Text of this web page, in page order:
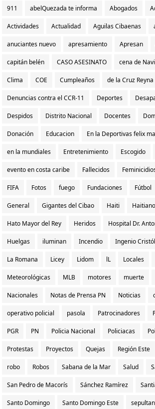
911 abelQuezada te informa Abogados
Actividades Actualidad Aguilas Cibaenas
anuciantes nuevo apresamiento Apresan
capitán belén CASO ASESINATO cena de
Clima COE Cumpleaños de la Cruz Reyna
Denuncias contra el CCR-11 Deportes
Despidos Distrito Nacional Docentes
Donación Educacion En la Deportivas felix
en la mundiales Entretenimiento Escogido
evento en costa caribe Fallecidos
FIFA Fotos fuego Fundaciones Fútbol
General Gigantes del Cibao Haiti
Hato Mayor del Rey Heridos Hospital Dr.
Huelgas iluminan Incendio Ingenio
La Romana Licey Lidom lL Locales
Meteorológicas MLB motores muerte
Nacionales Notas de Prensa PN Noticias
operativo policial pasola Patrocinadores
PGR PN Policia Nacional Policiacas
Protestas Proyectos Quejas Región Este
robo Robos Sabana de la Mar Salud
San Pedro de Macorís Sánchez Ramírez
Santo Domingo Santo Domingo Este